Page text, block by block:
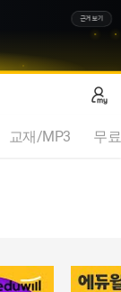
근거보기
교재/MP3 무